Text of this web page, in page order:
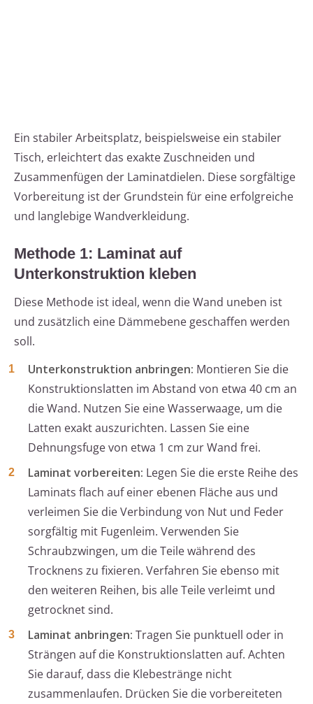
Ein stabiler Arbeitsplatz, beispielsweise ein stabiler
Tisch, erleichtert das exakte Zuschneiden und
Zusammenfügen der Laminatdielen. Diese sorgfältige
Vorbereitung ist der Grundstein für eine erfolgreiche
und langlebige Wandverkleidung.
Methode 1: Laminat auf
Unterkonstruktion kleben
Diese Methode ist ideal, wenn die Wand uneben ist
und zusätzlich eine Dämmebene geschaffen werden
soll.
Unterkonstruktion anbringen: Montieren Sie die
Konstruktionslatten im Abstand von etwa 40 cm an
die Wand. Nutzen Sie eine Wasserwaage, um die
Latten exakt auszurichten. Lassen Sie eine
Dehnungsfuge von etwa 1 cm zur Wand frei.
Laminat vorbereiten: Legen Sie die erste Reihe des
Laminats flach auf einer ebenen Fläche aus und
verleimen Sie die Verbindung von Nut und Feder
sorgfältig mit Fugenleim. Verwenden Sie
Schraubzwingen, um die Teile während des
Trocknens zu fixieren. Verfahren Sie ebenso mit
den weiteren Reihen, bis alle Teile verleimt und
getrocknet sind.
Laminat anbringen: Tragen Sie punktuell oder in
Strängen auf die Konstruktionslatten auf. Achten
Sie darauf, dass die Klebestränge nicht
zusammenlaufen. Drücken Sie die vorbereiteten